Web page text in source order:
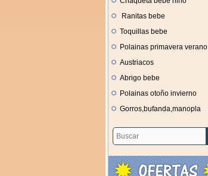
Ranitas bebe
Toquillas bebe
Polainas primavera verano
Austriacos
Abrigo bebe
Polainas otoño invierno
Gorros,bufanda,manopla